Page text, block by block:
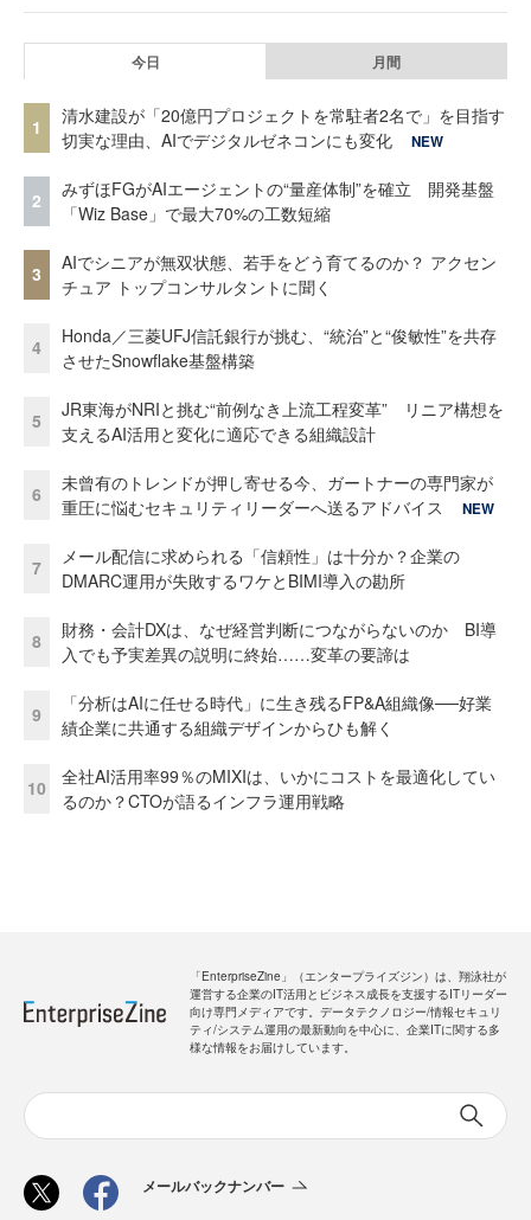
今日 月間
1
清水建設が「20億円プロジェクトを常駐者2名で」を目指す
切実な理由、AIでデジタルゼネコンにも変化
NEW
2
みずほFGがAIエージェントの“量産体制”を確立 開発基盤
「Wiz Base」で最大70%の工数短縮
3
AIでシニアが無双状態、若手をどう育てるのか？ アクセン
チュア トップコンサルタントに聞く
4
Honda／三菱UFJ信託銀行が挑む、“統治”と“俊敏性”を共存
させたSnowflake基盤構築
5
JR東海がNRIと挑む“前例なき上流工程変革” リニア構想を
支えるAI活用と変化に適応できる組織設計
6
未曾有のトレンドが押し寄せる今、ガートナーの専門家が
重圧に悩むセキュリティリーダーへ送るアドバイス
NEW
7
メール配信に求められる「信頼性」は十分か？企業の
DMARC運用が失敗するワケとBIMI導入の勘所
8
財務・会計DXは、なぜ経営判断につながらないのか BI導
入でも予実差異の説明に終始……変革の要諦は
9
「分析はAIに任せる時代」に生き残るFP&A組織像──好業
績企業に共通する組織デザインからひも解く
10
全社AI活用率99％のMIXIは、いかにコストを最適化してい
るのか？CTOが語るインフラ運用戦略
「EnterpriseZine」（エンタープライズジン）は、翔泳社が
運営する企業のIT活用とビジネス成長を支援するITリーダー
向け専門メディアです。データテクノロジー/情報セキュリ
ティ/システム運用の最新動向を中心に、企業ITに関する多
様な情報をお届けしています。
メールバックナンバー